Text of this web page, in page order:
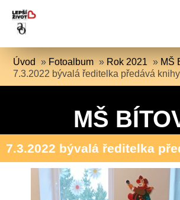
Úvod » Fotoalbum » Rok 2021 » MŠ
7.3.2022 bývalá ředitelka předává knihy
MŠ
7.3.2022 bývalá ředitelka